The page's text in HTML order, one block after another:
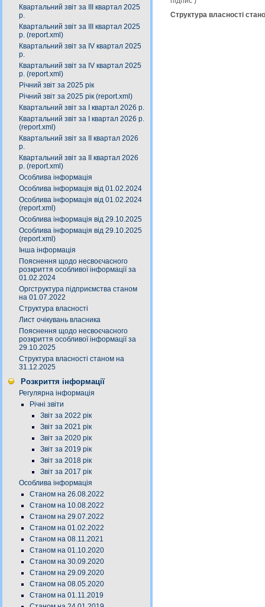
Квартальний звіт за ІIІ квартал 2025
р.
Квартальний звіт за ІІІ квартал 2025
р. (report.xml)
Квартальний звіт за ІV квартал 2025
р.
Квартальний звіт за ІV квартал 2025
р. (report.xml)
Річний звіт за 2025 рік
Річний звіт за 2025 рік (report.xml)
Квартальний звіт за І квартал 2026 р.
Квартальний звіт за І квартал 2026 р.
(report.xml)
Квартальний звіт за ІІ квартал 2026
р.
Квартальний звіт за ІІ квартал 2026
р. (report.xml)
Особлива інформація
Особлива інформація від 01.02.2024
Особлива інформація від 01.02.2024
(report.xml)
Особлива інформація від 29.10.2025
Особлива інформація від 29.10.2025
(report.xml)
Інша інформація
Пояснення щодо несвоєчасного
розкриття особливої інформації за
01.02.2024
Оргструктура підприємства станом
на 01.07.2022
Структура власності
Лист очікувань власника
Пояснення щодо несвоєчасного
розкриття особливої інформації за
29.10.2025
Структура власності станом на
31.12.2025
Розкриття інформації
Регулярна інформація
Річні звіти
Звіт за 2022 рік
Звіт за 2021 рік
Звіт за 2020 рік
Звіт за 2019 рік
Звіт за 2018 рік
Звіт за 2017 рік
Особлива інформація
Станом на 26.08.2022
Станом на 10.08.2022
Станом на 29.07.2022
Станом на 01.02.2022
Станом на 08.11.2021
Станом на 01.10.2020
Станом на 30.09.2020
Станом на 29.09.2020
Станом на 08.05.2020
Станом на 01.11.2019
Структура власності